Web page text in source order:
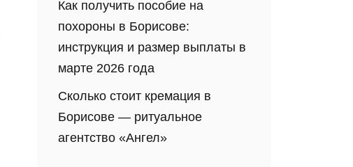
Как получить пособие на
похороны в Борисове:
инструкция и размер выплаты в
марте 2026 года
Сколько стоит кремация в
Борисове — ритуальное
агентство «Ангел»